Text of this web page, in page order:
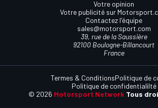
Votre opinion
Votre publicité sur
Contactez l'équipe
sales@motorsport.com
39, rue de la Saussière
92100 Boulogne-Billancourt
France
© 2026 Motorsport Network Tous
Termes & ConditionsPolitique de
Politique de confidentialilté